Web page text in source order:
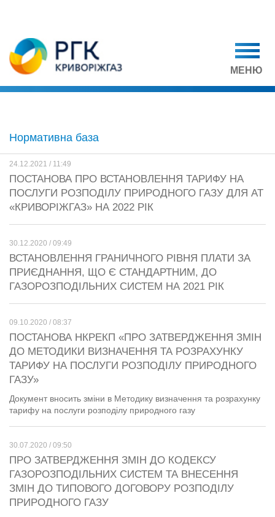
МЕНЮ
Нормативна база
24.12.2021 / 11:49
ПОСТАНОВА ПРО ВСТАНОВЛЕННЯ ТАРИФУ НА
ПОСЛУГИ РОЗПОДІЛУ ПРИРОДНОГО ГАЗУ ДЛЯ АТ
«КРИВОРІЖГАЗ» НА 2022 РІК
30.12.2020 / 09:49
ВСТАНОВЛЕННЯ ГРАНИЧНОГО РІВНЯ ПЛАТИ ЗА
ПРИЄДНАННЯ, ЩО Є СТАНДАРТНИМ, ДО
ГАЗОРОЗПОДІЛЬНИХ СИСТЕМ НА 2021 РІК
09.10.2020 / 08:37
ПОСТАНОВА НКРЕКП «ПРО ЗАТВЕРДЖЕННЯ ЗМІН
ДО МЕТОДИКИ ВИЗНАЧЕННЯ ТА РОЗРАХУНКУ
ТАРИФУ НА ПОСЛУГИ РОЗПОДІЛУ ПРИРОДНОГО
ГАЗУ»
Документ вносить зміни в Методику визначення та розрахунку
тарифу на послуги розподілу природного газу
30.07.2020 / 09:50
ПРО ЗАТВЕРДЖЕННЯ ЗМІН ДО КОДЕКСУ
ГАЗОРОЗПОДІЛЬНИХ СИСТЕМ ТА ВНЕСЕННЯ
ЗМІН ДО ТИПОВОГО ДОГОВОРУ РОЗПОДІЛУ
ПРИРОДНОГО ГАЗУ